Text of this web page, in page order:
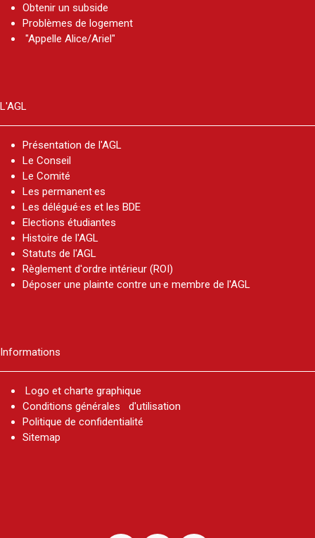
Obtenir un subside
Problèmes de logement
"Appelle Alice/Ariel"
L'AGL
Présentation de l'AGL
Le Conseil
Le Comité
Les permanent·es
Les délégué·es et les BDE
Elections étudiantes
Histoire de l'AGL
Statuts de l'AGL
Règlement d'ordre intérieur (ROI)
Déposer une plainte contre un·e membre de l'AGL
Informations
Logo et charte graphique
Conditions générales d'utilisation
Politique de confidentialité
Sitemap